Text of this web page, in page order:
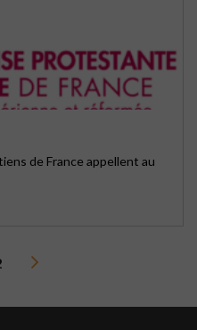
de France appellent au